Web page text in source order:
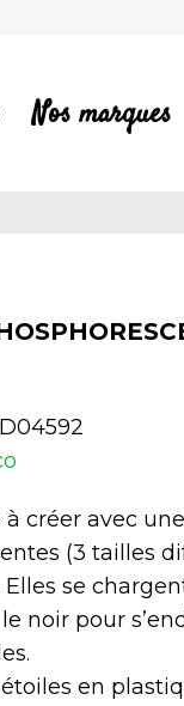
Nos marques
créer avec
(3 tailles
se
noir pour
en